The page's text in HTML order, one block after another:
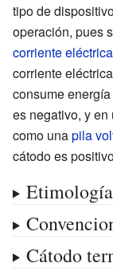
tipo de
operación, pues
corriente eléctrica
corriente
consume
es negativo, y
como unapila
cátodo es
Etimología
Cátodo